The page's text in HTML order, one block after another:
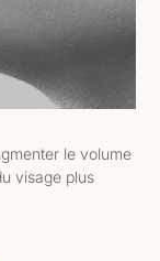
le volume
visage plus